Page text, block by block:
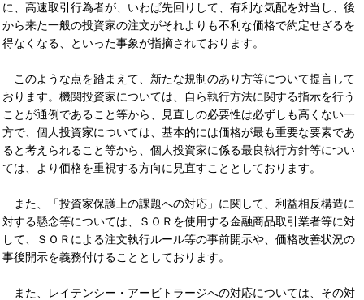
に、高速取引行為者が、いわば先回りして、有利な気配を対当し、後
から来た一般の投資家の注文がそれよりも不利な価格で約定せざるを
得なくなる、といった事象が指摘されております。
このような点を踏まえて、新たな規制のあり方等について提言して
おります。機関投資家については、自ら執行方法に関する指示を行う
ことが通例であること等から、見直しの必要性は必ずしも高くない一
方で、個人投資家については、基本的には価格が最も重要な要素であ
ると考えられること等から、個人投資家に係る最良執行方針等につい
ては、より価格を重視する方向に見直すこととしております。
また、「投資家保護上の課題への対応」に関して、利益相反構造に
対する懸念等については、ＳＯＲを使用する金融商品取引業者等に対
して、ＳＯＲによる注文執行ルール等の事前開示や、価格改善状況の
事後開示を義務付けることとしております。
また、レイテンシー・アービトラージへの対応については、その対